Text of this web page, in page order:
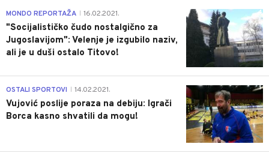
4
MONDO REPORTAŽA 16.02.2021.
"Socijalističko čudo nostalgično za
Jugoslavijom": Velenje je izgubilo naziv,
ali je u duši ostalo Titovo!
1
OSTALI SPORTOVI 14.02.2021.
Vujović poslije poraza na debiju: Igrači
Borca kasno shvatili da mogu!